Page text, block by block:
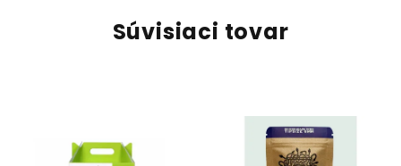
Súvisiaci tovar